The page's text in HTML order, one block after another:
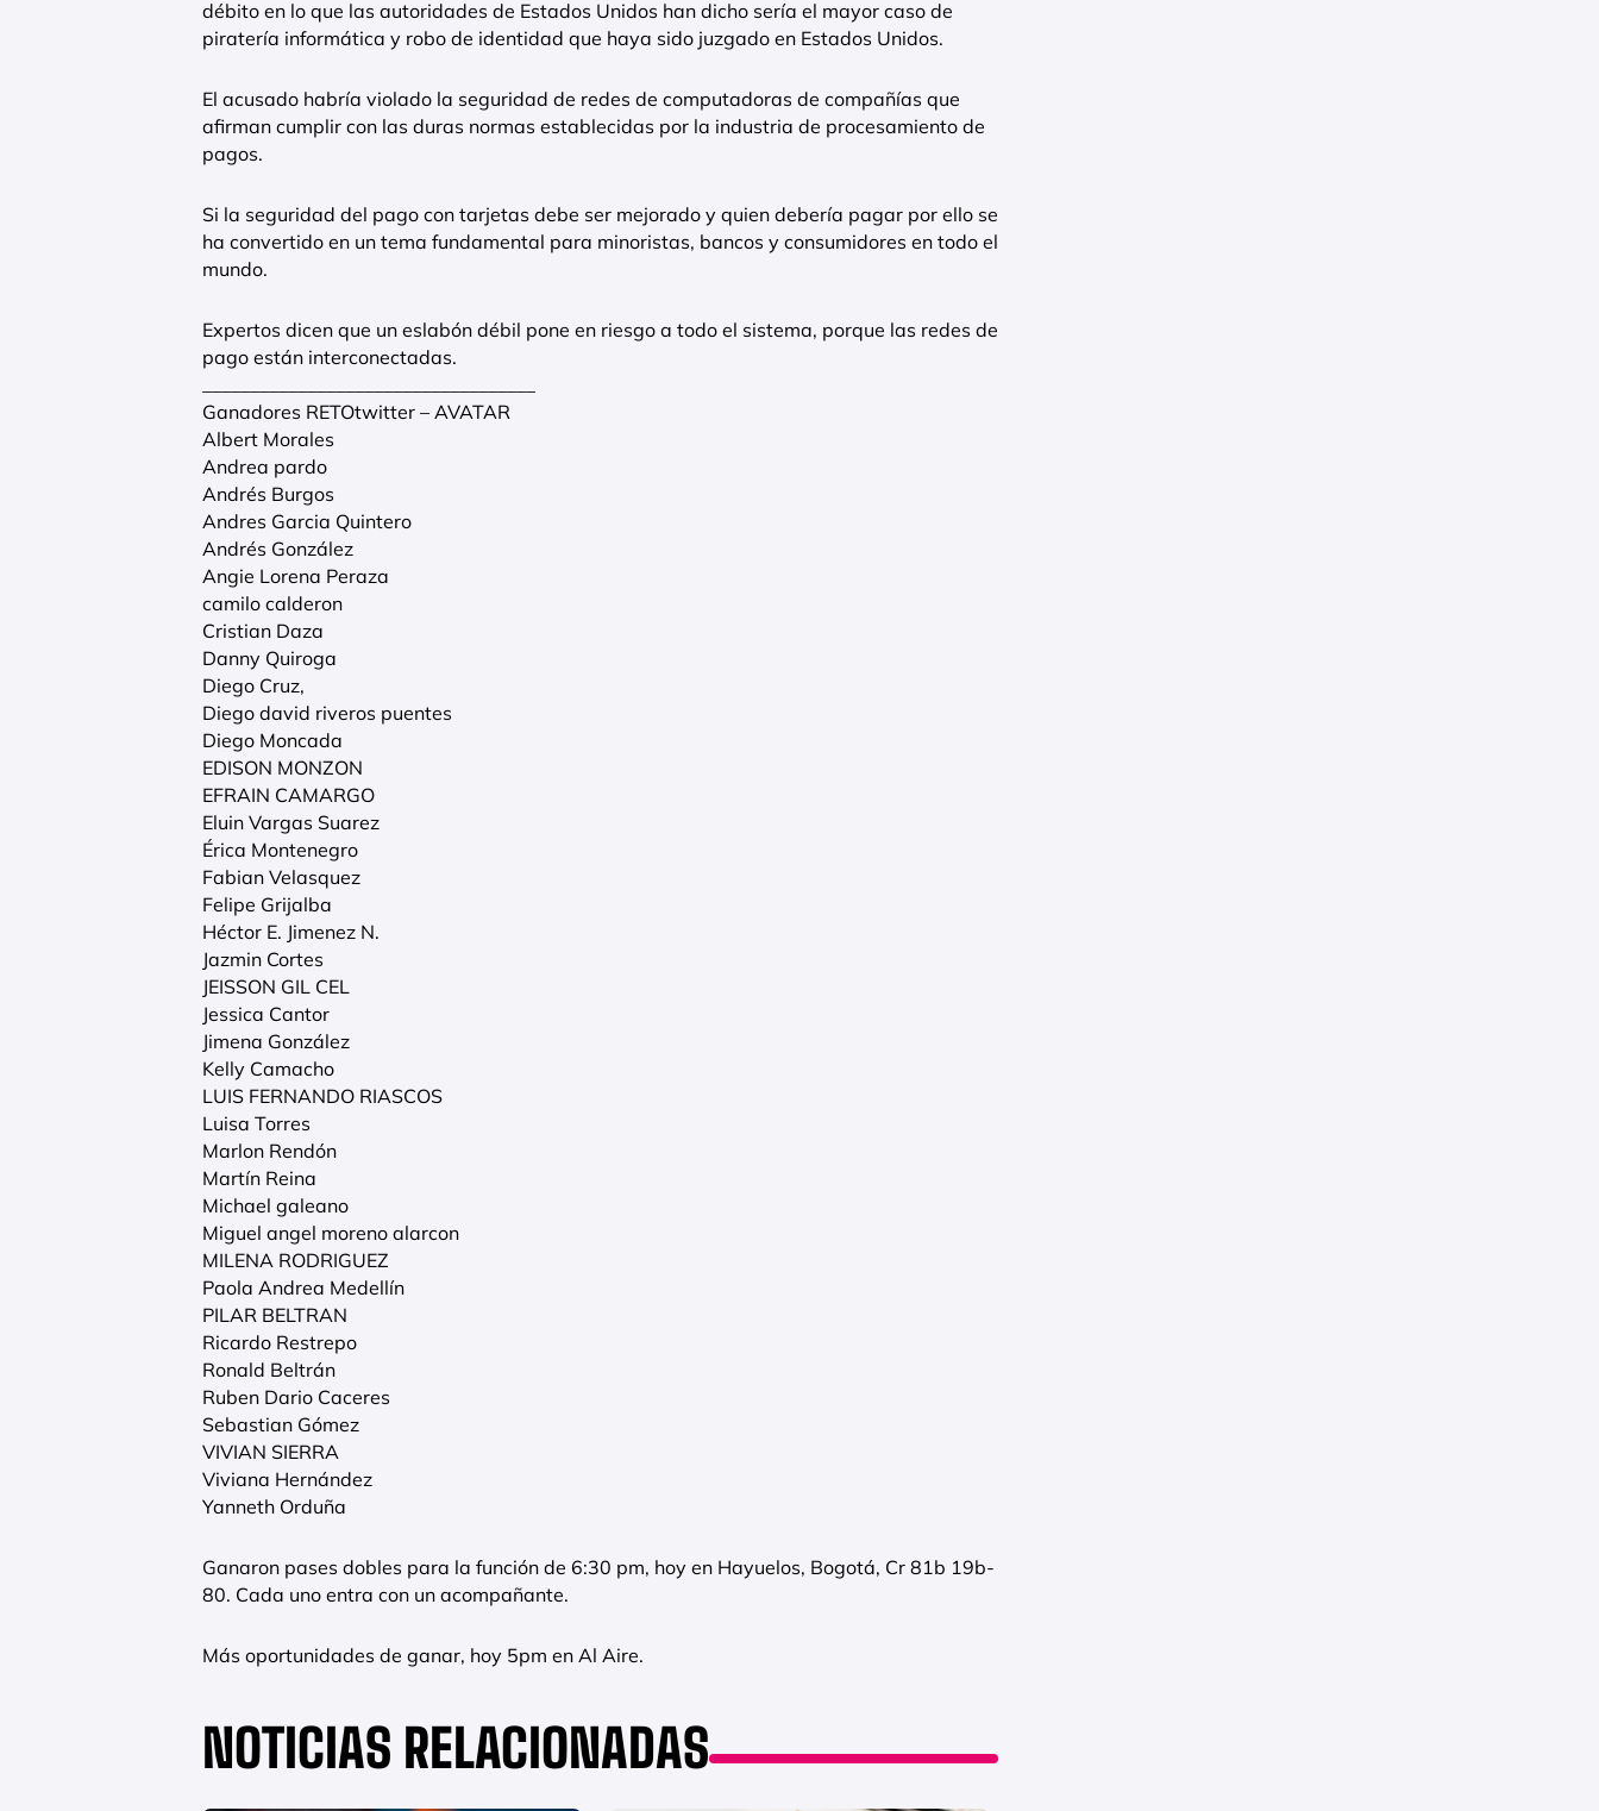
débito en lo que las autoridades de Estados Unidos han dicho sería el mayor caso de
piratería informática y robo de identidad que haya sido juzgado en Estados Unidos.
El acusado habría violado la seguridad de redes de computadoras de compañías que
afirman cumplir con las duras normas establecidas por la industria de procesamiento de
pagos.
Si la seguridad del pago con tarjetas debe ser mejorado y quien debería pagar por ello se
ha convertido en un tema fundamental para minoristas, bancos y consumidores en todo el
mundo.
Expertos dicen que un eslabón débil pone en riesgo a todo el sistema, porque las redes de
pago están interconectadas.
Ganadores RETOtwitter – AVATAR
Albert Morales
Andrea pardo
Andrés Burgos
Andres Garcia Quintero
Andrés González
Angie Lorena Peraza
camilo calderon
Cristian Daza
Danny Quiroga
Diego Cruz,
Diego david riveros puentes
Diego Moncada
EDISON MONZON
EFRAIN CAMARGO
Eluin Vargas Suarez
Érica Montenegro
Fabian Velasquez
Felipe Grijalba
Héctor E. Jimenez N.
Jazmin Cortes
JEISSON GIL CEL
Jessica Cantor
Jimena González
Kelly Camacho
LUIS FERNANDO RIASCOS
Luisa Torres
Marlon Rendón
Martín Reina
Michael galeano
Miguel angel moreno alarcon
MILENA RODRIGUEZ
Paola Andrea Medellín
PILAR BELTRAN
Ricardo Restrepo
Ronald Beltrán
Ruben Dario Caceres
Sebastian Gómez
VIVIAN SIERRA
Viviana Hernández
Yanneth Orduña
Ganaron pases dobles para la función de 6:30 pm, hoy en Hayuelos, Bogotá, Cr 81b 19b-
80. Cada uno entra con un acompañante.
Más oportunidades de ganar, hoy 5pm en Al Aire.
NOTICIAS RELACIONADAS